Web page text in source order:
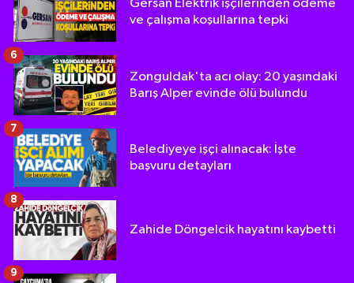
Gersan Elektrik işçilerinden ödeme
ve çalışma koşullarına tepki
Zonguldak'ta acı olay: 20 yaşındaki
Barış Alper evinde ölü bulundu
6
Belediyeye işçi alınacak: İşte
başvuru detayları
7
Zahide Döngelcik hayatını kaybetti
8
9